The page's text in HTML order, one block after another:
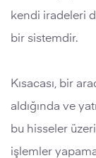
kendi iradeleri
bir sistemdir.
Kısacası, bir
aldığında ve
bu hisseler
işlemler